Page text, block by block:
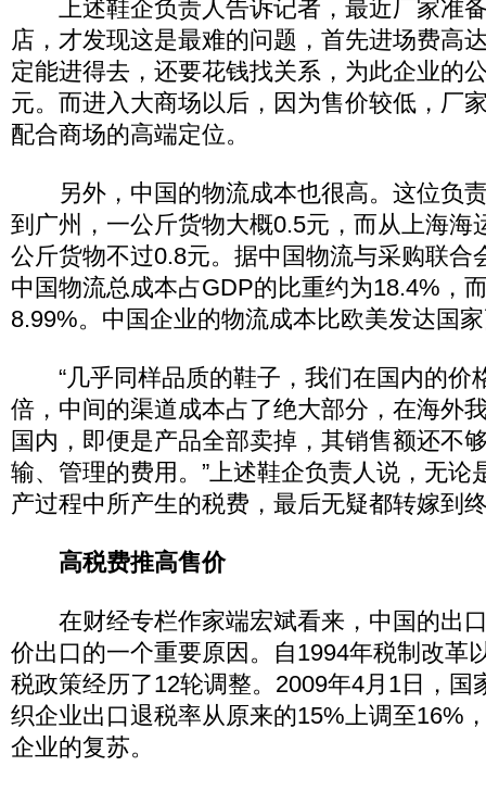
上述鞋企负责人告诉记者，最近厂家准
店，才发现这是最难的问题，首先进场费高
定能进得去，还要花钱找关系，为此企业的
元。而进入大商场以后，因为售价较低，厂
配合商场的高端定位。
另外，中国的物流成本也很高。这位负
到广州，一公斤货物大概0.5元，而从上海海
公斤货物不过0.8元。据中国物流与采购联合
中国物流总成本占GDP的比重约为18.4%，
8.99%。中国企业的物流成本比欧美发达国
“几乎同样品质的鞋子，我们在国内的价
倍，中间的渠道成本占了绝大部分，在海外
国内，即便是产品全部卖掉，其销售额还不
输、管理的费用。”上述鞋企负责人说，无论
产过程中所产生的税费，最后无疑都转嫁到
高税费推高售价
在财经专栏作家端宏斌看来，中国的出
价出口的一个重要原因。自1994年税制改革
税政策经历了12轮调整。2009年4月1日，国
织企业出口退税率从原来的15%上调至16%
企业的复苏。